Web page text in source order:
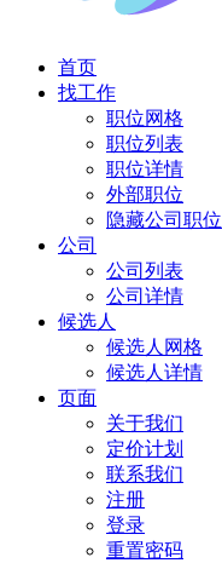
首页
找工作
职位网格
职位列表
职位详情
外部职位
隐藏公司职位
公司
公司列表
公司详情
候选人
候选人网格
候选人详情
页面
关于我们
定价计划
联系我们
注册
登录
重置密码